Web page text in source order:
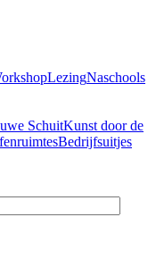
LezingNaschools
SchuitKunst door de
Bedrijfsuitjes